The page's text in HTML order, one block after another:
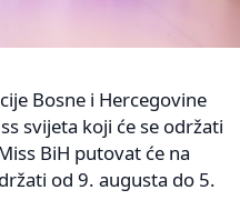
Bosne i Hercegovine
svijeta koji će se održati
BiH putovat će na
od 9. augusta do 5.